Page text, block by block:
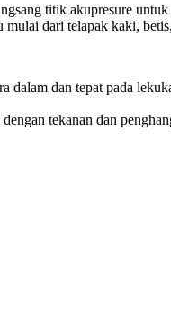
titik akupresure
dari telapak kaki,
dan tepat pada
tekanan dan